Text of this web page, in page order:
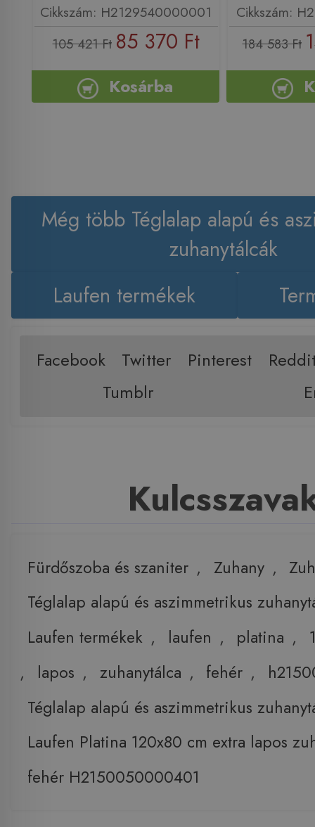
Cikkszám: H2129540000001
105 421 Ft 85 370 Ft
Kosárba
Cikkszám:
184 583 Ft
Még több Téglalap alapú és
zuhanytálcák
Laufen termékek
Facebook Twitter Pinterest
Tumblr
Fürdőszoba és szaniter , Zuhany ,
Téglalap alapú és aszimmetrikus
Laufen termékek , laufen , platina ,
,
lapos , zuhanytálca , fehér ,
Téglalap alapú és aszimmetrikus
Laufen Platina 120x80 cm extra lapos
fehér H2150050000401